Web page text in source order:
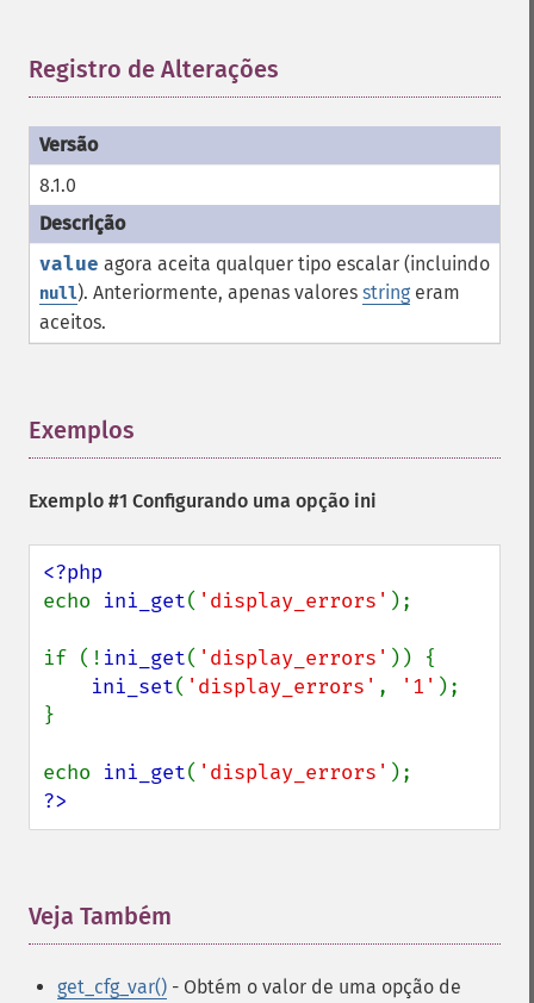
Registro de Alterações
8.1.0
value agora aceita qualquer tipo escalar (incluindo
null). Anteriormente, apenas valores string eram
aceitos.
Exemplos
Exemplo #1 Configurando uma opção ini
echo ini_get( 'display_errors' );
if (! ini_get( 'display_errors' )) {
ini_set( 'display_errors' , '1' );
}
echo ini_get( 'display_errors'
?>
Veja Também
get_cfg_var() - Obtém o valor de uma opção de